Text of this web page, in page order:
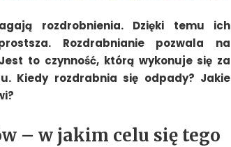
rozdrobnienia. Dzięki temu ich
Rozdrabnianie pozwala na
to czynność, którą wykonuje się za
Kiedy rozdrabnia się odpady? Jakie
– w jakim celu się tego